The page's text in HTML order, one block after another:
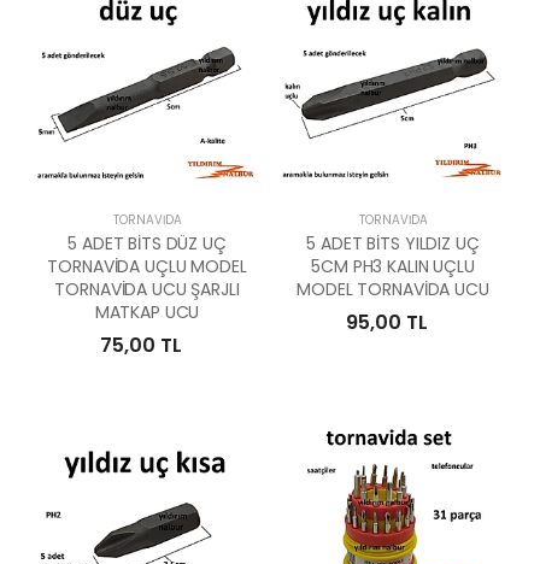
TORNAVIDA
5 ADET BİTS DÜZ UÇ
TORNAVİDA UÇLU MODEL
TORNAVİDA UCU ŞARJLI
MATKAP UCU
75,00 TL
TORNAVIDA
5 ADET BİTS YILDIZ UÇ
5CM PH3 KALIN UÇLU
MODEL TORNAVİDA UCU
95,00 TL